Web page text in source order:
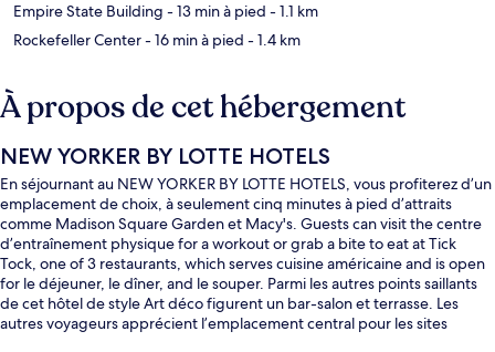
Empire State Building - 13 min à pied - 1.1 km
Rockefeller Center- 16 min à pied - 1.4 km
À propos de cet hébergement
NEW YORKER BY LOTTE HOTELS
En séjournant au NEW YORKER BY LOTTE HOTELS, vous profiterez d’un
emplacement de choix, à seulement cinq minutes à pied d’attraits
comme Madison Square Garden et Macy's. Guests can visit the centre
d’entraînement physique for a workout or grab a bite to eat at Tick
Tock, one of 3 restaurants, which serves cuisine américaine and is open
for le déjeuner, le dîner, and le souper. Parmi les autres points saillants
de cet hôtel de style Art déco figurent un bar-salon et terrasse. Les
autres voyageurs apprécient l’emplacement central pour les sites